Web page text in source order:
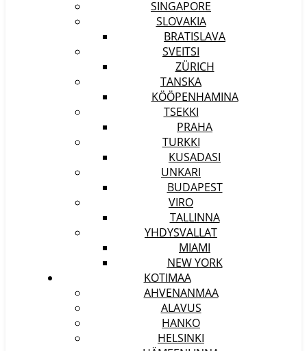
SINGAPORE
SLOVAKIA
BRATISLAVA
SVEITSI
ZÜRICH
TANSKA
KÖÖPENHAMINA
TSEKKI
PRAHA
TURKKI
KUSADASI
UNKARI
BUDAPEST
VIRO
TALLINNA
YHDYSVALLAT
MIAMI
NEW YORK
KOTIMAA
AHVENANMAA
ALAVUS
HANKO
HELSINKI